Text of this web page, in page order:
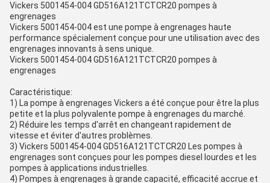
Vickers 5001454-004 GD516A121TCTCR20 pompes à
engrenages
Vickers 5001454-004 est une pompe à engrenages haute
performance spécialement conçue pour une utilisation avec des
engrenages innovants à sens unique.
Vickers 5001454-004 GD516A121TCTCR20 pompes à
engrenages
Caractéristique:
1) La pompe à engrenages Vickers a été conçue pour être la plus
petite et la plus polyvalente pompe à engrenages du marché.
2) Réduire les temps d'arrêt en changeant rapidement de
vitesse et éviter d'autres problèmes.
3) Vickers 5001454-004 GD516A121TCTCR20 Les pompes à
engrenages sont conçues pour les pompes diesel lourdes et les
pompes à applications industrielles.
4) Pompes à engrenages à grande capacité, efficacité accrue et